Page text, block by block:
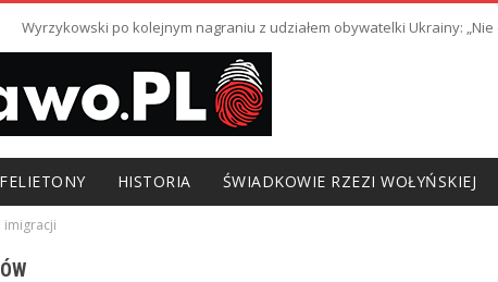
Wyrzykowski po kolejnym nagraniu z udziałem obywatelki Ukrainy: „Nie
FELIETONY HISTORIA ŚWIADKOWIE RZEZI WOŁYŃSKIEJ
imigracji